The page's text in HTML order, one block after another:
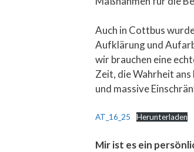
Auch in Cottbus
Aufklärung und
wir brauchen eine
Zeit, die Wahrheit
und massive
AT_16_25 Herunterladen
Mir ist es ein